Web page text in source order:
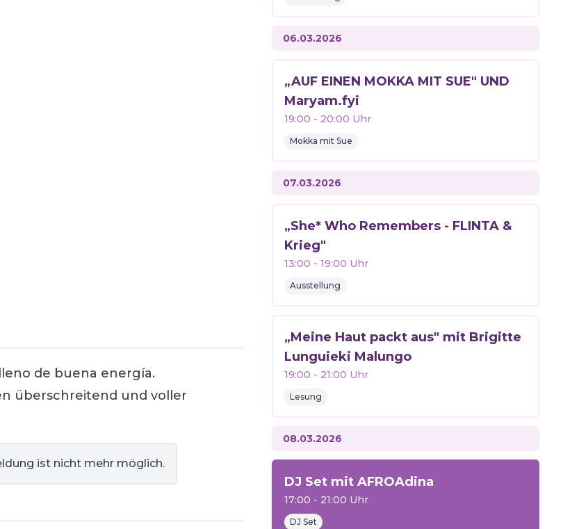
de buena energía.
überschreitend und voller
ist nicht mehr möglich.
06.03.2026
„AUF EINEN MOKKA MIT SUE" UND
Maryam.fyi
19:00 - 20:00 Uhr
Mokka mit Sue
07.03.2026
„She* Who Remembers - FLINTA &
Krieg"
13:00 - 19:00 Uhr
Ausstellung
„Meine Haut packt aus" mit Brigitte
Lunguieki Malungo
19:00 - 21:00 Uhr
Lesung
08.03.2026
DJ Set mit AFROAdina
17:00 - 21:00 Uhr
DJ Set